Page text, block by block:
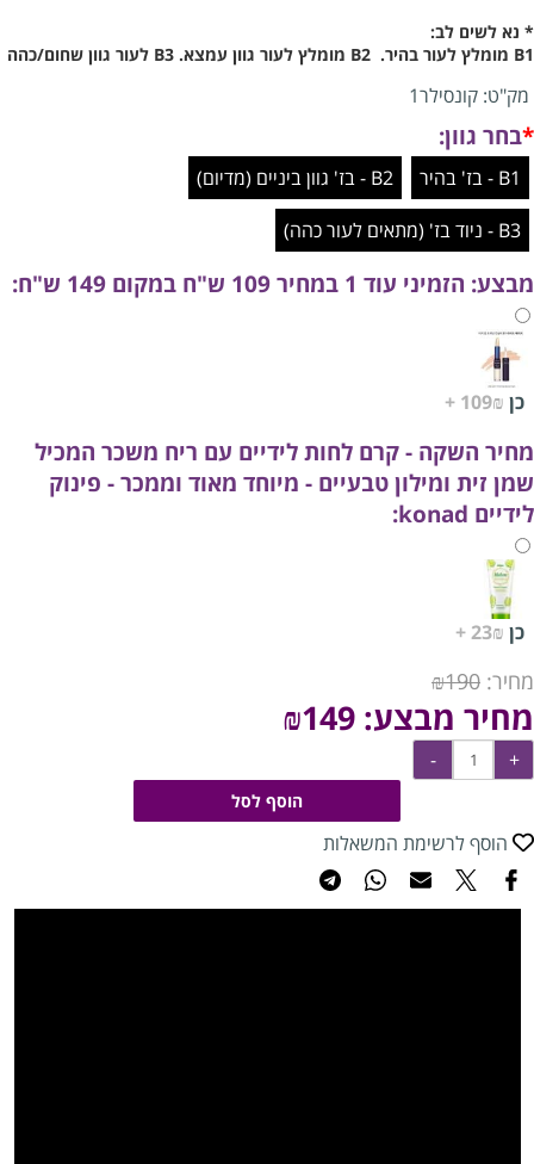
* נא לשים לב:
B1 מומלץ לעור בהיר. B2 מומלץ לעור גוון עמצא. B3 לעור גוון שחום/כהה
מק"ט: קונסילר1
*בחר גוון:
B1 - בז' בהיר
B2 - בז' גוון ביניים (מדיום)
B3 - ניוד בז' (מתאים לעור כהה)
מבצע: הזמיני עוד 1 במחיר 109 ש"ח במקום 149 ש"ח:
כן 109₪ +
מחיר השקה - קרם לחות לידיים עם ריח משכר המכיל
שמן זית ומילון טבעיים - מיוחד מאוד וממכר - פינוק
לידיים konad:
כן 23₪ +
מחיר: ₪190
מחיר מבצע: ₪149
הוסף לסל
הוסף לרשימת המשאלות